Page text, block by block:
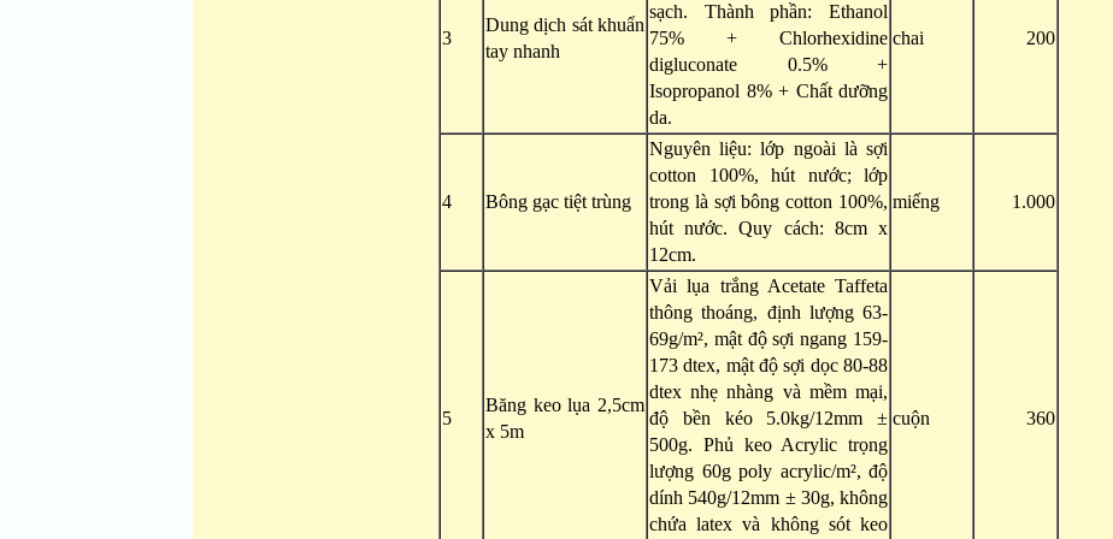
3
Dung dịch sát khuẩn
tay nhanh
sạch. Thành phần: Ethanol
75% + Chlorhexidine
digluconate 0.5% +
Isopropanol 8% + Chất dưỡng
da.
chai 200
4 Bông gạc tiệt trùng
Nguyên liệu: lớp ngoài là sợi
cotton 100%, hút nước; lớp
trong là sợi bông cotton 100%,
hút nước. Quy cách: 8cm x
12cm.
miếng 1.000
5
Băng keo lụa 2,5cm
x 5m
Vải lụa trắng Acetate Taffeta
thông thoáng, định lượng 63-
69g/m², mật độ sợi ngang 159-
173 dtex, mật độ sợi dọc 80-88
dtex nhẹ nhàng và mềm mại,
độ bền kéo 5.0kg/12mm ±
500g. Phủ keo Acrylic trọng
lượng 60g poly acrylic/m², độ
dính 540g/12mm ± 30g, không
chứa latex và không sót keo
cuộn 360